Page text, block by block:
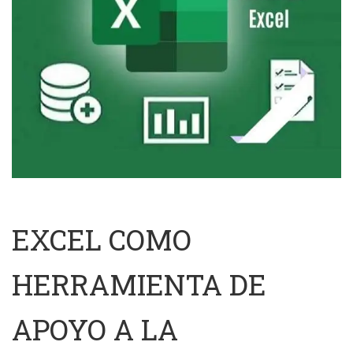
EXCEL COMO
HERRAMIENTA DE
APOYO A LA